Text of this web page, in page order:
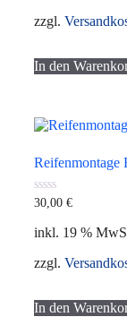
zzgl.
In den
Reifenmontage
0
5
30,00 €
inkl. 19 %
zzgl.
In den